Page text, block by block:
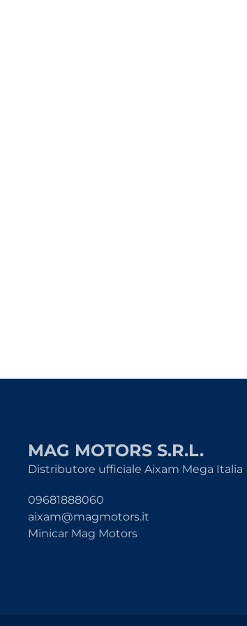
MAG MOTORS S.R.L.
Distributore ufficiale Aixam Mega Italia
09681888060
aixam@magmotors.it
Minicar Mag Motors